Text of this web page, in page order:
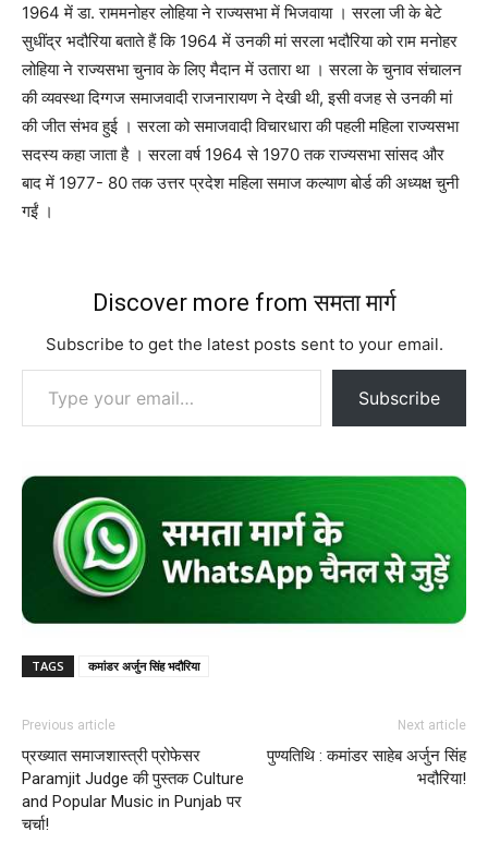
1964 में डा. राममनोहर लोहिया ने राज्यसभा में भिजवाया । सरला जी के बेटे
सुधींद्र भदौरिया बताते हैं कि 1964 में उनकी मां सरला भदौरिया को राम मनोहर
लोहिया ने राज्यसभा चुनाव के लिए मैदान में उतारा था । सरला के चुनाव संचालन
की व्यवस्था दिग्गज समाजवादी राजनारायण ने देखी थी, इसी वजह से उनकी मां
की जीत संभव हुई । सरला को समाजवादी विचारधारा की पहली महिला राज्यसभा
सदस्य कहा जाता है । सरला वर्ष 1964 से 1970 तक राज्यसभा सांसद और
बाद में 1977- 80 तक उत्तर प्रदेश महिला समाज कल्याण बोर्ड की अध्यक्ष चुनी
गईं ।
Discover more from समता मार्ग
Subscribe to get the latest posts sent to your email.
Type your email…
Subscribe
TAGS कमांडर अर्जुन सिंह भदौरिया
Previous article
प्रख्यात समाजशास्त्री प्रोफेसर
Paramjit Judge की पुस्तक Culture
and Popular Music in Punjab पर
चर्चा!
Next article
पुण्यतिथि : कमांडर साहेब अर्जुन सिंह
भदौरिया!